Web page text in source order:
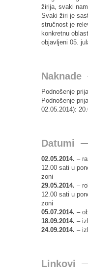
žirija, svaki
Svaki žiri je
stručnost je
konkretnu
objavljeni 05.
Naknade
Podnošenje
Podnošenje
02.05.2014):
Datumi
02.05.2014. –
12.00 sati u
zoni
29.05.2014. –
12.00 sati u
zoni
05.07.2014. –
18.09.2014. –
24.09.2014. –
Linkovi